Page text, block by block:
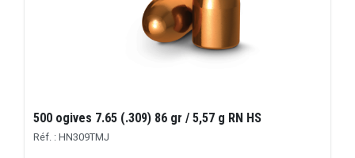
500 ogives 7.65 (.309) 86 gr / 5,57 g RN HS
Réf. : HN309TMJ